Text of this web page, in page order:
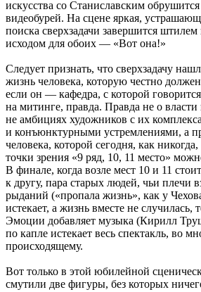
искусства со Станиславским
видеобурей. На сцене яркая,
поиска сверхзадачи завершится
исходом для обоих — «Вот она!»
Следует признать, что сверхзадачу
жизнь человека, которую честно
если он — кафедра, с которой
на митинге, правда. Правда не о
не амбициях художников с их
и конъюнктурными устремлениями, а
человека, которой сегодня, как
точки зрения «9 ряд, 10, 11 место»
В финале, когда возле мест 10 и 11
к другу, пара старых людей, чьи плечи
рыданий («пропала жизнь», как у
истекает, а жизнь вместе не случилась,
Эмоции добавляет музыка (Кирилл
по капле истекает весь спектакль, во
происходящему.
Вот только в этой юбилейной
смутили две фигуры, без которых